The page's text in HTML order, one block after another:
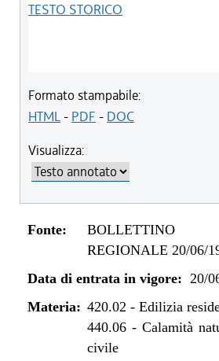
TESTO STORICO
Formato stampabile:
HTML- PDF - DOC
Visualizza:
Fonte:
BOLLETTINO
REGIONALE 20/06/
Data di entrata in vigore: 20/
Materia: 420.02 - Edilizia
440.06- Calamità
civile